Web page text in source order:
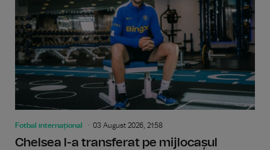
Fotbal internațional 03 August 2026, 21:58
Chelsea l-a transferat pe mijlocașul